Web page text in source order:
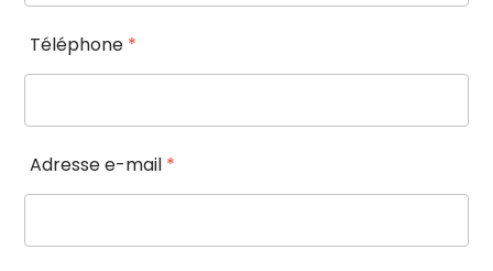
Téléphone *
Adresse e-mail *